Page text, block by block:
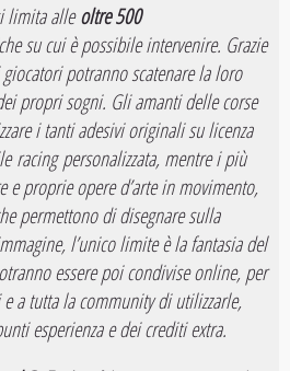
limita alleoltre 500
su cui è possibile intervenire. Grazie
potranno scatenare la loro
propri sogni. Gli amanti delle corse
i tanti adesivi originali su licenza
racingpersonalizzata, mentre i più
e proprie opere d’arte in movimento,
permettono di disegnare sulla
l’unico limite è la fantasia del
essere poi condivise online, per
a tutta la community di utilizzarle,
esperienza e dei crediti extra.